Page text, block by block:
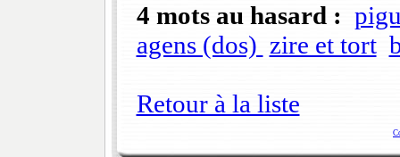
4 mots au hasard :
agens (dos) zire et tort
Retour à la liste